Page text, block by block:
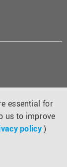
essential for
us to improve
policy)